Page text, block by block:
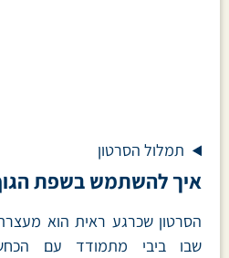
תמלול הסרטון
איך להשתמש בשפת
שבו ביבי מתמודד עם